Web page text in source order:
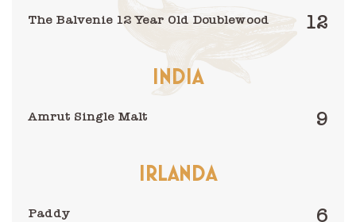
The Balvenie 12 Year Old Doublewood 12
INDIA
Amrut Single Malt 9
IRLANDA
Paddy 6